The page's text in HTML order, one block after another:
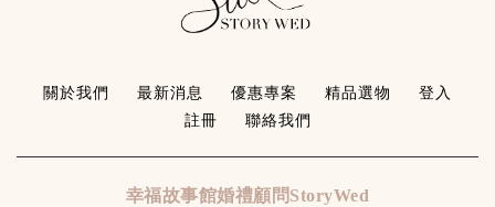
關於我們 最新消息 優惠專案 精品選物
登入
註冊
聯絡我們
幸福故事館婚禮顧問StoryWed